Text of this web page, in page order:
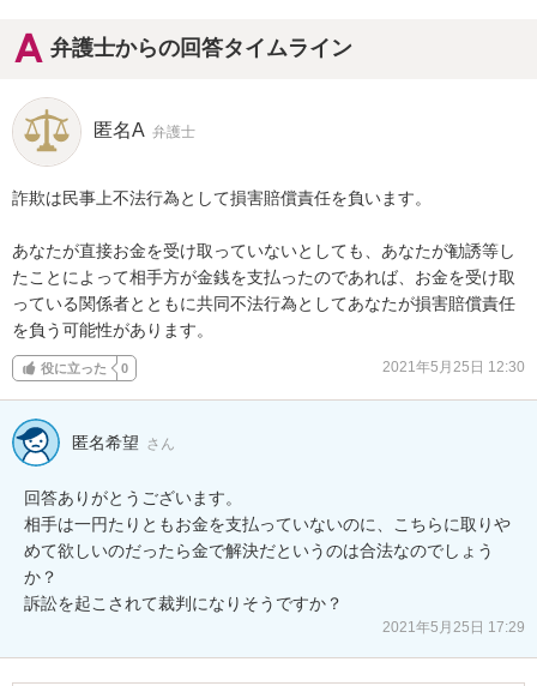
弁護士からの回答タイムライン
匿名A 弁護士
詐欺は民事上不法行為として損害賠償責任を負います。
あなたが直接お金を受け取っていないとしても、あなたが勧誘等し
たことによって相手方が金銭を支払ったのであれば、お金を受け取
っている関係者とともに共同不法行為としてあなたが損害賠償責任
を負う可能性があります。
役に立った 0 2021年5月25日 12:30
匿名希望 さん
回答ありがとうございます。
相手は一円たりともお金を支払っていないのに、こちらに取りや
めて欲しいのだったら金で解決だというのは合法なのでしょう
か？
2021年5月25日 17:29